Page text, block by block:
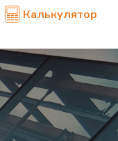
Калькулятор